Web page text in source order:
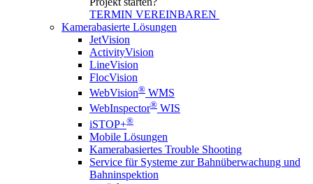
TERMIN VEREINBAREN
Kamerabasierte Lösungen
JetVision
ActivityVision
LineVision
FlocVision
WebVision® WMS
WebInspector® WIS
iSTOP+®
Mobile Lösungen
Kamerabasiertes Trouble Shooting
Service für Systeme zur Bahnüberwachung und
Bahninspektion